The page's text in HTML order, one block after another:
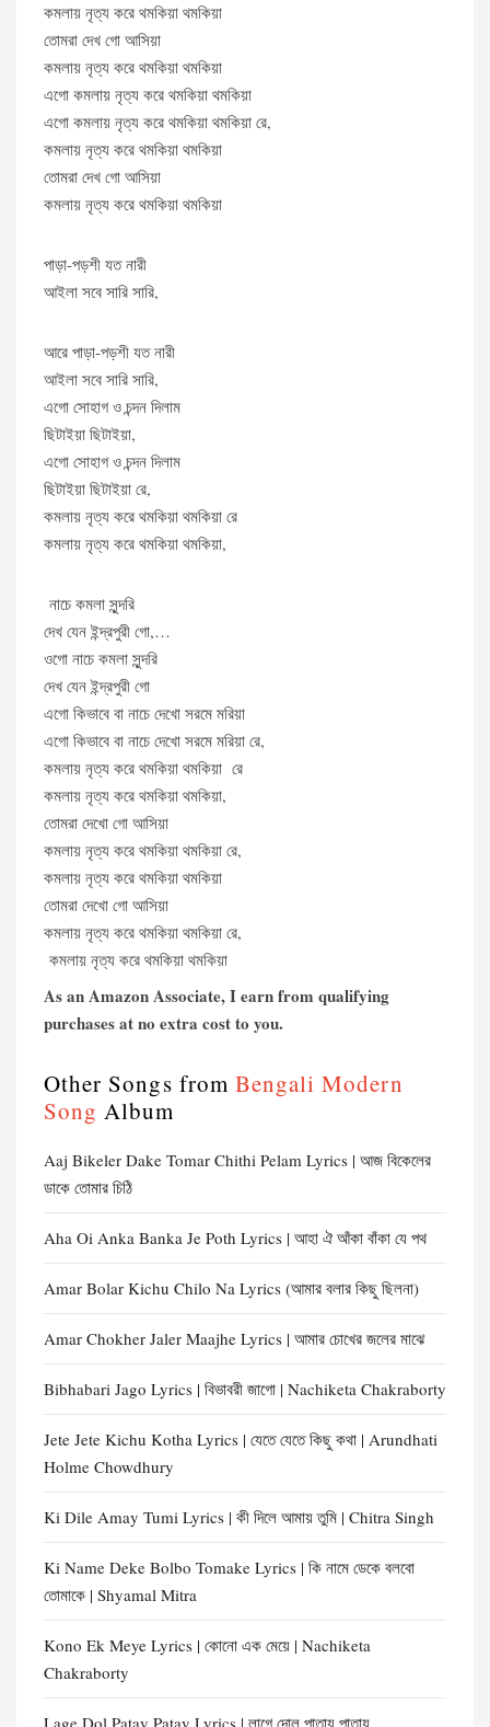
কমলায় নৃত্য করে থমকিয়া থমকিয়া
তোমরা দেখ গো আসিয়া
কমলায় নৃত্য করে থমকিয়া থমকিয়া
এগো কমলায় নৃত্য করে থমকিয়া থমকিয়া
এগো কমলায় নৃত্য করে থমকিয়া থমকিয়া রে,
কমলায় নৃত্য করে থমকিয়া থমকিয়া
তোমরা দেখ গো আসিয়া
কমলায় নৃত্য করে থমকিয়া থমকিয়া
পাড়া-পড়শী যত নারী
আইলা সবে সারি সারি,
আরে পাড়া-পড়শী যত নারী
আইলা সবে সারি সারি,
এগো সোহাগ ও চন্দন দিলাম
ছিটাইয়া ছিটাইয়া,
এগো সোহাগ ও চন্দন দিলাম
ছিটাইয়া ছিটাইয়া রে,
কমলায় নৃত্য করে থমকিয়া থমকিয়া রে
কমলায় নৃত্য করে থমকিয়া থমকিয়া,
নাচে কমলা সুন্দরি
দেখ যেন ইন্দ্রপুরী গো,…
ওগো নাচে কমলা সুন্দরি
দেখ যেন ইন্দ্রপুরী গো
এগো কিভাবে বা নাচে দেখো সরমে মরিয়া
এগো কিভাবে বা নাচে দেখো সরমে মরিয়া রে,
কমলায় নৃত্য করে থমকিয়া থমকিয়া রে
কমলায় নৃত্য করে থমকিয়া থমকিয়া,
তোমরা দেখো গো আসিয়া
কমলায় নৃত্য করে থমকিয়া থমকিয়া রে,
কমলায় নৃত্য করে থমকিয়া থমকিয়া
তোমরা দেখো গো আসিয়া
কমলায় নৃত্য করে থমকিয়া থমকিয়া রে,
কমলায় নৃত্য করে থমকিয়া থমকিয়া
As an Amazon Associate, I earn from qualifying
purchases at no extra cost to you.
Other Songs from Bengali Modern
Song Album
Aaj Bikeler Dake Tomar Chithi Pelam Lyrics | আজ বিকেলের
ডাকে তোমার চিঠি
Aha Oi Anka Banka Je Poth Lyrics | আহা ঐ আঁকা বাঁকা যে পথ
Amar Bolar Kichu Chilo Na Lyrics (আমার বলার কিছু ছিলনা)
Amar Chokher Jaler Maajhe Lyrics | আমার চোখের জলের মাঝে
Bibhabari Jago Lyrics | বিভাবরী জাগো | Nachiketa Chakraborty
Jete Jete Kichu Kotha Lyrics | যেতে যেতে কিছু কথা | Arundhati
Holme Chowdhury
Ki Dile Amay Tumi Lyrics | কী দিলে আমায় তুমি | Chitra Singh
Ki Name Deke Bolbo Tomake Lyrics | কি নামে ডেকে বলবো
তোমাকে | Shyamal Mitra
Kono Ek Meye Lyrics | কোনো এক মেয়ে | Nachiketa
Chakraborty
Lage Dol Patay Patay Lyrics | লাগে দোল পাতায় পাতায়